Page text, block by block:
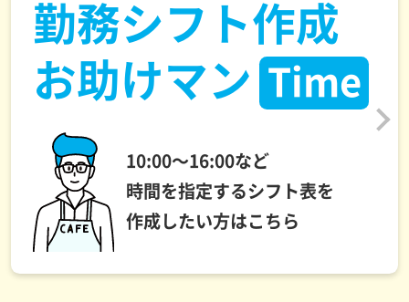
勤務シフト作成
お助けマン Time
10:00～16:00など
時間を指定するシフト表を
作成したい方はこちら